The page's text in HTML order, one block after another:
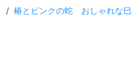
/ 椿とピンクの蛇 おしゃれな巳